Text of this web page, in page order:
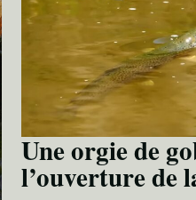
Une orgie de
l’ouverture de